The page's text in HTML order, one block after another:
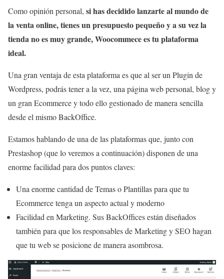
Como opinión personal, si has decidido lanzarte al mundo de
la venta online, tienes un presupuesto pequeño y a su vez la
tienda no es muy grande, Woocommece es tu plataforma
ideal.
Una gran ventaja de esta plataforma es que al ser un Plugin de
Wordpress, podrás tener a la vez, una página web personal, blog y
un gran Ecommerce y todo ello gestionado de manera sencilla
desde el mismo BackOffice.
Estamos hablando de una de las plataformas que, junto con
Prestashop (que lo veremos a continuación) disponen de una
enorme facilidad para dos puntos claves:
Una enorme cantidad de Temas o Plantillas para que tu
Ecommerce tenga un aspecto actual y moderno
Facilidad en Marketing. Sus BackOffices están diseñados
también para que los responsables de Marketing y SEO hagan
que tu web se posicione de manera asombrosa.